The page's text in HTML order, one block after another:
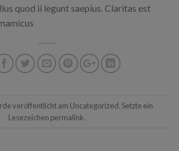
quod ii legunt saepius. Claritas est
veröffentlicht am Uncategorized. Setzte ein
Lesezeichen permalink.